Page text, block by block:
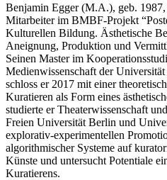
Benjamin Egger (M.A.), geb. 1987,
Mitarbeiter im BMBF-Projekt
Kulturellen Bildung. Ästhetische
Aneignung, Produktion und
Seinen Master im
Medienwissenschaft der
schloss er 2017 mit einer
Kuratieren als Form eines
studierte er Theaterwissenschaft
Freien Universität Berlin und
explorativ-experimentellen
algorithmischer Systeme auf
Künste und untersucht Potentiale
Kuratierens.